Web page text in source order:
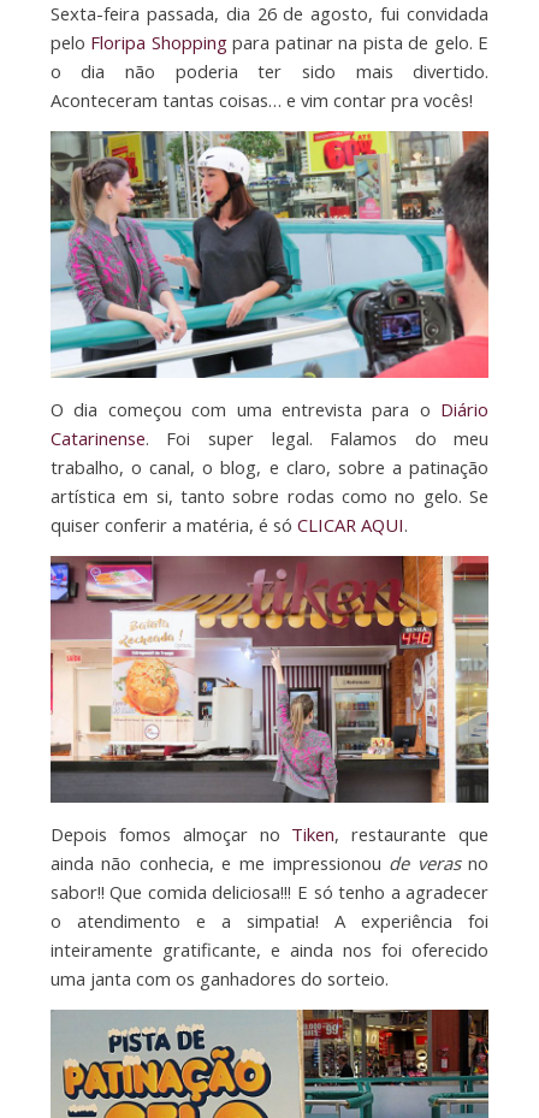
Sexta-feira passada, dia 26 de agosto, fui convidada
pelo Floripa Shoppingpara patinar na pista de gelo. E
o dia não poderia ter sido mais divertido.
Aconteceram tantas coisas… e vim contar pra vocês!
O dia começou com uma entrevista para o Diário
Catarinense. Foi super legal. Falamos do meu
trabalho, o canal, o blog, e claro, sobre a patinação
artística em si, tanto sobre rodas como no gelo. Se
quiser conferir a matéria, é só CLICAR AQUI.
Depois fomos almoçar no Tiken, restaurante que
ainda não conhecia, e me impressionou de verasno
sabor!! Que comida deliciosa!!! E só tenho a agradecer
o atendimento e a simpatia! A experiência foi
inteiramente gratificante, e ainda nos foi oferecido
uma janta com os ganhadores do sorteio.